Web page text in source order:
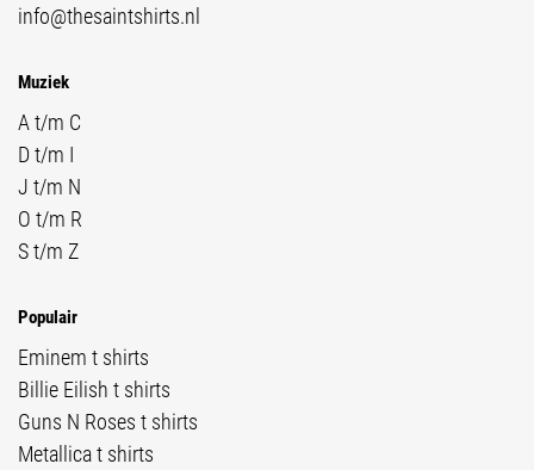
info@thesaintshirts.nl
Muziek
A t/m C
D t/m I
J t/m N
O t/m R
S t/m Z
Populair
Eminem t shirts
Billie Eilish t shirts
Guns N Roses t shirts
Metallica t shirts